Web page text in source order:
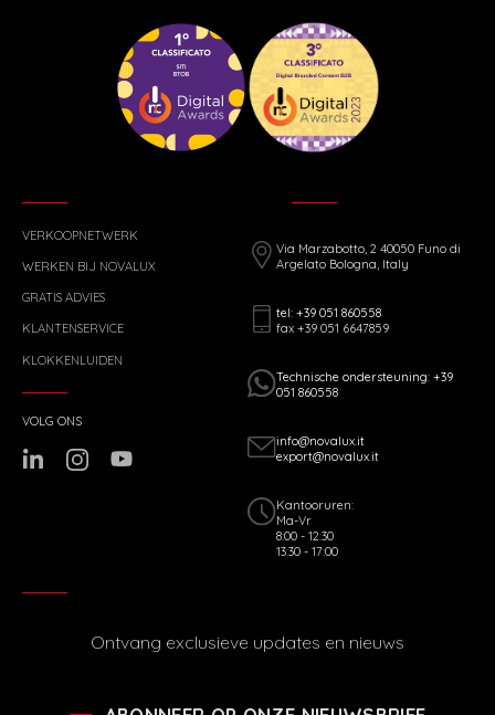
VERKOOPNETWERK
WERKEN BIJ NOVALUX
GRATIS ADVIES
KLANTENSERVICE
KLOKKENLUIDEN
Via Marzabotto, 2 40050 Funo di
Argelato Bologna, Italy
tel: +39 051 860558
fax +39 051 6647859
Technische ondersteuning: +39
051 860558
info@novalux.it
export@novalux.it
Kantooruren:
Ma-Vr
8:00 - 12:30
13:30 - 17:00
VOLG ONS
Ontvang exclusieve updates en nieuws